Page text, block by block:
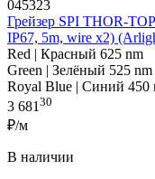
045323
Грейзер SPI THOR-
IP67, 5m, wire x2)
Red | Красный 625 nm
Green | Зелёный 525 nm
Royal Blue | Синий 450
3 681 30
₽/м
В наличии